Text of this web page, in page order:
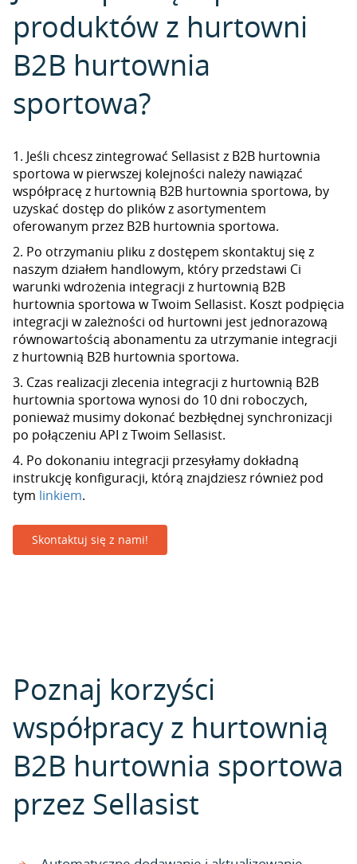
produktów z hurtowni
B2B hurtownia
sportowa?
1. Jeśli chcesz zintegrować Sellasist z B2B hurtownia
sportowa w pierwszej kolejności należy nawiązać
współpracę z hurtownią B2B hurtownia sportowa, by
uzyskać dostęp do plików z asortymentem
oferowanym przez B2B hurtownia sportowa.
2. Po otrzymaniu pliku z dostępem skontaktuj się z
naszym działem handlowym, który przedstawi Ci
warunki wdrożenia integracji z hurtownią B2B
hurtownia sportowa w Twoim Sellasist. Koszt podpięcia
integracji w zależności od hurtowni jest jednorazową
równowartością abonamentu za utrzymanie integracji
z hurtownią B2B hurtownia sportowa.
3. Czas realizacji zlecenia integracji z hurtownią B2B
hurtownia sportowa wynosi do 10 dni roboczych,
ponieważ musimy dokonać bezbłędnej synchronizacji
po połączeniu API z Twoim Sellasist.
4. Po dokonaniu integracji przesyłamy dokładną
instrukcję konfiguracji, którą znajdziesz również pod
tym linkiem.
Skontaktuj się z nami!
Poznaj korzyści
współpracy z hurtownią
B2B hurtownia sportowa
przez Sellasist